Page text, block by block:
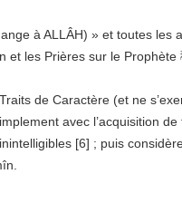
à ALLÂH) » et toutes les
de Caractère (et ne
avec l’acquisition
[6] ; puis